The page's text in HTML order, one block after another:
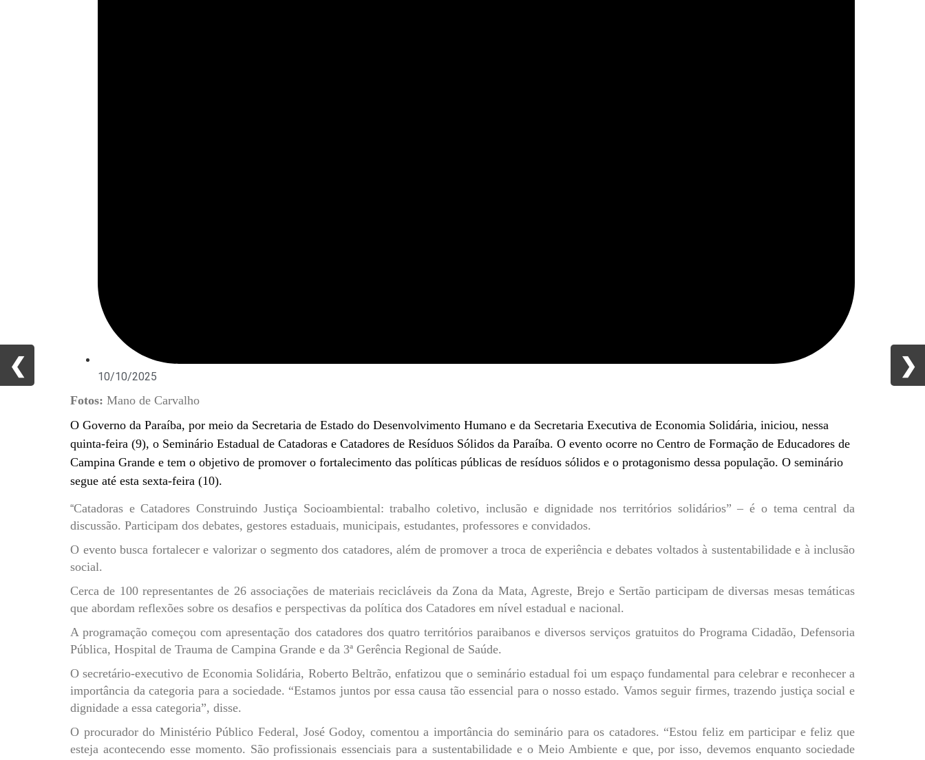
10/10/2025
Fotos: Mano de Carvalho
O Governo da Paraíba, por meio da Secretaria de Estado do Desenvolvimento Humano e da Secretaria Executiva de Economia Solidária, iniciou, nessa
quinta-feira (9), o Seminário Estadual de Catadoras e Catadores de Resíduos Sólidos da Paraíba. O evento ocorre no Centro de Formação de Educadores de
Campina Grande e tem o objetivo de promover o fortalecimento das políticas públicas de resíduos sólidos e o protagonismo dessa população. O seminário
segue até esta sexta-feira (10).
“Catadoras e Catadores Construindo Justiça Socioambiental: trabalho coletivo, inclusão e dignidade nos territórios solidários” – é o tema central da
discussão. Participam dos debates, gestores estaduais, municipais, estudantes, professores e convidados.
O evento busca fortalecer e valorizar o segmento dos catadores, além de promover a troca de experiência e debates voltados à sustentabilidade e à inclusão
social.
Cerca de 100 representantes de 26 associações de materiais recicláveis da Zona da Mata, Agreste, Brejo e Sertão participam de diversas mesas temáticas
que abordam reflexões sobre os desafios e perspectivas da política dos Catadores em nível estadual e nacional.
A programação começou com apresentação dos catadores dos quatro territórios paraibanos e diversos serviços gratuitos do Programa Cidadão, Defensoria
Pública, Hospital de Trauma de Campina Grande e da 3ª Gerência Regional de Saúde.
O secretário-executivo de Economia Solidária, Roberto Beltrão, enfatizou que o seminário estadual foi um espaço fundamental para celebrar e reconhecer a
importância da categoria para a sociedade. “Estamos juntos por essa causa tão essencial para o nosso estado. Vamos seguir firmes, trazendo justiça social e
dignidade a essa categoria”, disse.
O procurador do Ministério Público Federal, José Godoy, comentou a importância do seminário para os catadores. “Estou feliz em participar e feliz que
esteja acontecendo esse momento. São profissionais essenciais para a sustentabilidade e o Meio Ambiente e que, por isso, devemos enquanto sociedade
❮ ❯
❮ ❯